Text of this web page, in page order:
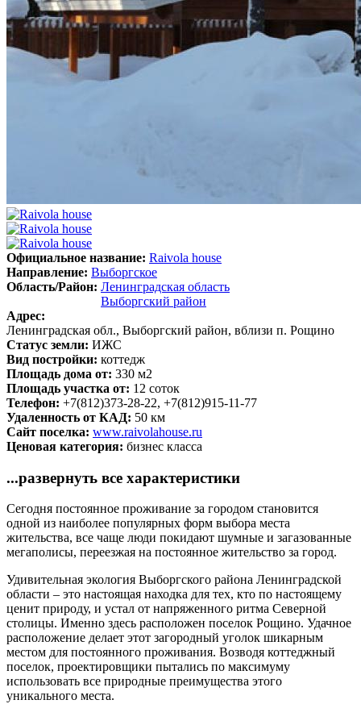
Официальное название: Raivola house
Направление: Выборгское
Область/Район: Ленинградская область
Выборгский район
Адрес:
Ленинградская обл., Выборгский район, вблизи п. Рощино
Статус земли: ИЖС
Вид постройки: коттедж
Площадь дома от: 330 м2
Площадь участка от: 12 соток
Телефон: +7(812)373-28-22, +7(812)915-11-77
Удаленность от КАД: 50 км
Сайт поселка: www.raivolahouse.ru
Ценовая категория: бизнес класса
...развернуть все характеристики
Сегодня постоянное проживание за городом становится
одной из наиболее популярных форм выбора места
жительства, все чаще люди покидают шумные и загазованные
мегаполисы, переезжая на постоянное жительство за город.
Удивительная экология Выборгского района Ленинградской
области – это настоящая находка для тех, кто по настоящему
ценит природу, и устал от напряженного ритма Северной
столицы. Именно здесь расположен поселок Рощино. Удачное
расположение делает этот загородный уголок шикарным
местом для постоянного проживания. Возводя коттеджный
поселок, проектировщики пытались по максимуму
использовать все природные преимущества этого
уникального места.